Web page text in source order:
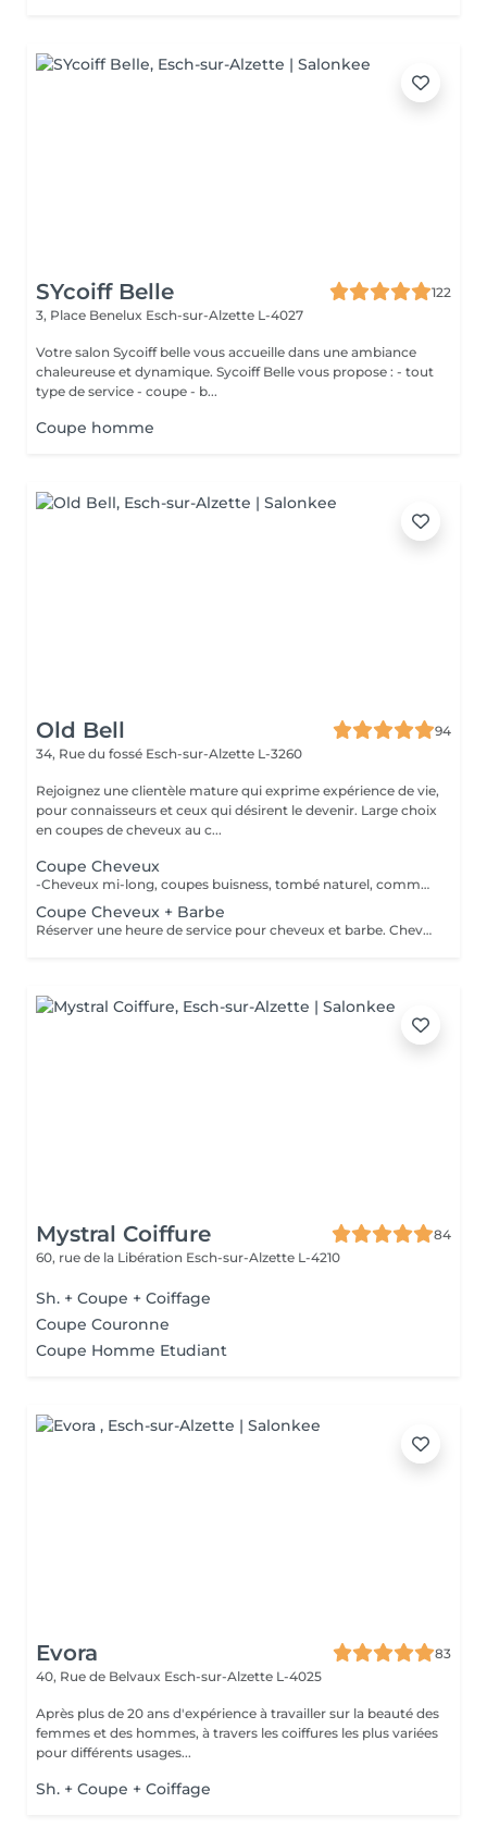
SYcoiff Belle
122
3, Place Benelux Esch-sur-Alzette L-4027
Votre salon Sycoiff belle vous accueille dans une ambiance
chaleureuse et dynamique. Sycoiff Belle vous propose : - tout
type de service - coupe - b...
Coupe homme
Old Bell
94
34, Rue du fossé Esch-sur-Alzette L-3260
Rejoignez une clientèle mature qui exprime expérience de vie,
pour connaisseurs et ceux qui désirent le devenir. Large choix
en coupes de cheveux au c...
Coupe Cheveux
-Cheveux mi-long, coupes buisness, tombé naturel, communiquez élégance -Cheveux courts, découvrez nos dégradés fait à main -Cheveux long, laissez vous conseillez, le sur mesure vous attend 100% CISEAU
Coupe Cheveux + Barbe
Réserver une heure de service pour cheveux et barbe. Cheveux 100% ciseau, barbe mix ciseaux / tondeuse.
Mystral Coiffure
84
60, rue de la Libération Esch-sur-Alzette L-4210
Sh. + Coupe + Coiffage
Coupe Couronne
Coupe Homme Etudiant
Evora
83
40, Rue de Belvaux Esch-sur-Alzette L-4025
Après plus de 20 ans d'expérience à travailler sur la beauté des
femmes et des hommes, à travers les coiffures les plus variées
pour différents usages...
Sh. + Coupe + Coiffage